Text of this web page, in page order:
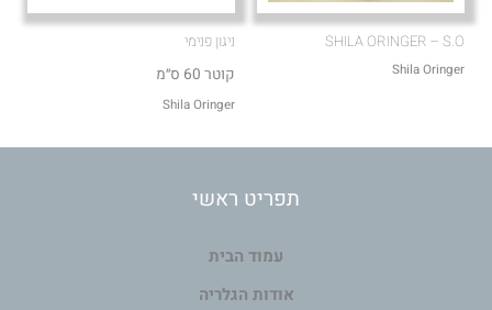
SHILA ORINGER – S.O
Shila Oringer
ניגון פנימי
קוטר 60 ס״מ
Shila Oringer
תפריט ראשי
עמוד הבית
אודות הגלריה